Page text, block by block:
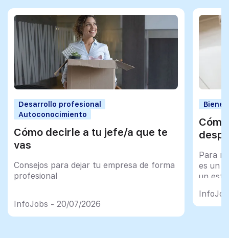
Desarrollo profesional
Autoconocimiento
Cómo decirle a tu jefe/a que te
vas
Consejos para dejar tu empresa de forma
profesional
InfoJobs - 20/07/2026
Para
es un
un